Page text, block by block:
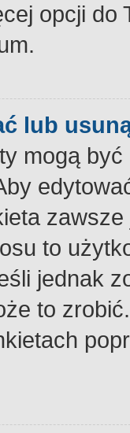
opcji
lub
mogą
to
jednak
to